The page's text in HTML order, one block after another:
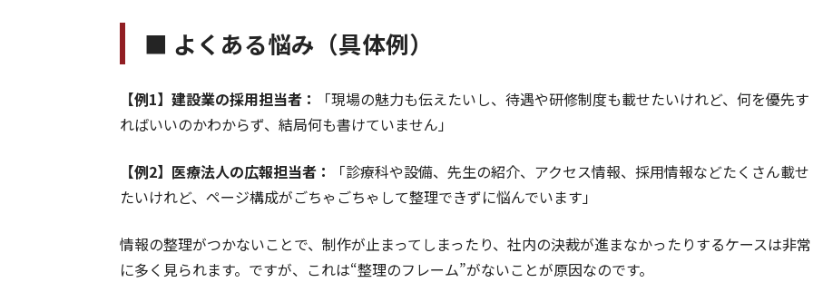
■ よくある悩み（具体例）
【例1】建設業の採用担当者：
「現場の魅力も伝えたいし、待遇や研修制度も載せたいけれど、何を優先す
ればいいのかわからず、結局何も書けていません」
【例2】医療法人の広報担当者：
「診療科や設備、先生の紹介、アクセス情報、採用情報などたくさん載せ
たいけれど、ページ構成がごちゃごちゃして整理できずに悩んでいます」
情報の整理がつかないことで、制作が止まってしまったり、社内の決裁が進まなかったりするケースは非常
に多く見られます。ですが、これは“整理のフレーム”がないことが原因なのです。